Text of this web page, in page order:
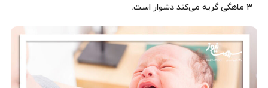
۳ ماهگی گریه می‌کند دشوار است.